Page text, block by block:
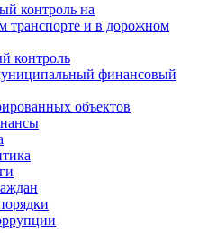
контроль на
транспорте и в дорожном
контроль
финансовый
объектов